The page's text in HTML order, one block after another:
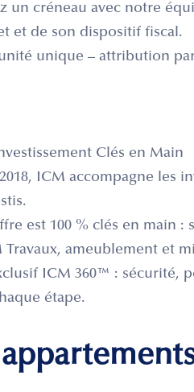
un créneau avec notre
et de son dispositif fiscal.
unique – attribution
Clés en Main
ICM accompagne les
est 100 % clés en main
Travaux, ameublement et
ICM 360™ : sécurité,
étape.